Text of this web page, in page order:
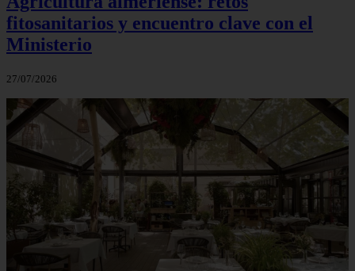
fitosanitarios y encuentro clave con el
Ministerio
27/07/2026